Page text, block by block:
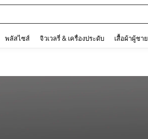
พลัสไซส์ จิวเวลรี่ & เครื่องประดับ เสื้อผ้าผู้ชาย